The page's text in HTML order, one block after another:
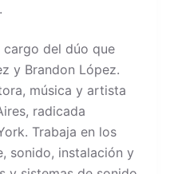
cargo del dúo que
y Brandon López.
música y artista
radicada
Trabaja en los
sonido, instalación y